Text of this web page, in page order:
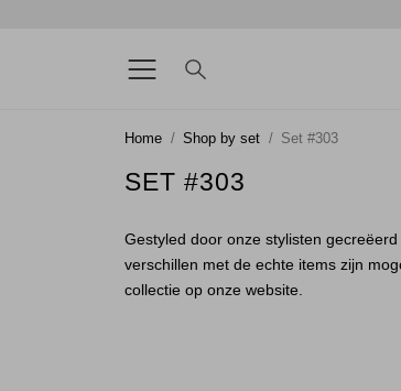
Home Shop by set Set #303
SET #303
Gestyled door onze stylisten gecreëerd
verschillen met de echte items zijn
collectie op onze website.